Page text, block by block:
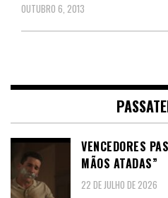
OUTUBRO 6, 2013
VENCEDORES
MÃOS ATADAS”
22 DE JULHO DE 2026